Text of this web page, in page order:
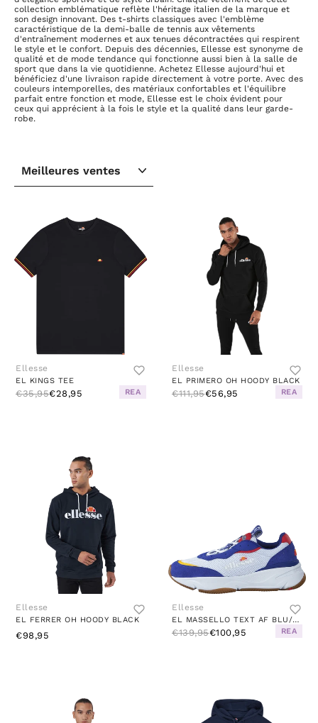
collection emblématique reflète l'héritage italien de la marque et
son design innovant. Des t-shirts classiques avec l'emblème
caractéristique de la demi-balle de tennis aux vêtements
d'entraînement modernes et aux tenues décontractées qui respirent
le style et le confort. Depuis des décennies, Ellesse est synonyme de
qualité et de mode tendance qui fonctionne aussi bien à la salle de
sport que dans la vie quotidienne. Achetez Ellesse aujourd'hui et
bénéficiez d'une livraison rapide directement à votre porte. Avec des
couleurs intemporelles, des matériaux confortables et l'équilibre
parfait entre fonction et mode, Ellesse est le choix évident pour
ceux qui apprécient à la fois le style et la qualité dans leur garde-
robe.
Ellesse
EL KINGS TEE
€35,95€28,95 REA
Ellesse
EL PRIMERO OH HOODY BLACK
€111,95€56,95 REA
Ellesse
EL FERRER OH HOODY BLACK
€98,95
Ellesse
EL MASSELLO TEXT AF BLU/WHT/RED
€139,95€100,95 REA